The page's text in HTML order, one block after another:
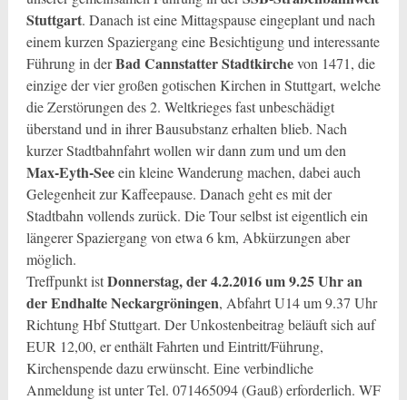
Stuttgart. Danach ist eine Mittagspause eingeplant und nach
einem kurzen Spaziergang eine Besichtigung und interessante
Führung in derBad Cannstatter Stadtkirchevon 1471, die
einzige der vier großen gotischen Kirchen in Stuttgart, welche
die Zerstörungen des 2. Weltkrieges fast unbeschädigt
überstand und in ihrer Bausubstanz erhalten blieb. Nach
kurzer Stadtbahnfahrt wollen wir dann zum und um den
Max-Eyth-Seeein kleine Wanderung machen, dabei auch
Gelegenheit zur Kaffeepause. Danach geht es mit der
Stadtbahn vollends zurück. Die Tour selbst ist eigentlich ein
längerer Spaziergang von etwa 6 km, Abkürzungen aber
möglich.
Treffpunkt istDonnerstag, der 4.2.2016 um 9.25 Uhr an
der Endhalte Neckargröningen, Abfahrt U14 um 9.37 Uhr
Richtung Hbf Stuttgart. Der Unkostenbeitrag beläuft sich auf
EUR 12,00, er enthält Fahrten und Eintritt/Führung,
Kirchenspende dazu erwünscht. Eine verbindliche
Anmeldung ist unter Tel. 071465094 (Gauß) erforderlich. WF